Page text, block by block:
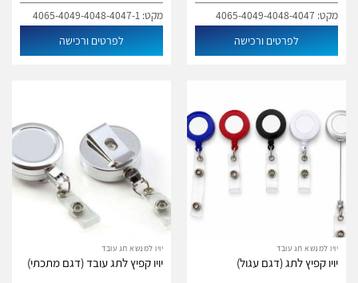
מקט: 4065-4049-4048-4047
לפרטים ורכישה
מקט: 4065-4049-4048-4047-1
לפרטים ורכישה
יויו למנשא תג עובד
יויו קפיץ לתג (דגם עגול)
יויו למנשא תג עובד
יויו קפיץ לתג עובד (דגם מתכתי)